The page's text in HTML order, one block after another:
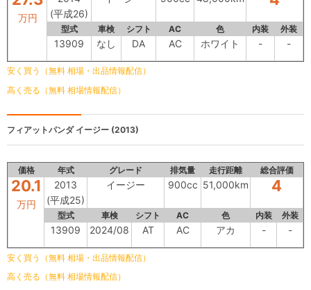
万円
(平成26)
型式 車検 シフト AC 色 内装 外装
13909 なし DA AC ホワイト - -
安く買う（無料 相場・出品情報配信）
高く売る（無料 相場情報配信）
フィアットパンダイージー (2013)
価格 年式 グレード 排気量 走行距離 総合評価
20.1
万円
2013
(平成25)
イージー 900cc 51,000km 4
型式 車検 シフト AC 色 内装 外装
13909 2024/08 AT AC アカ - -
安く買う（無料 相場・出品情報配信）
高く売る（無料 相場情報配信）